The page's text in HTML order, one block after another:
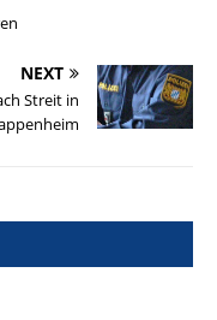
NEXT
Streit in